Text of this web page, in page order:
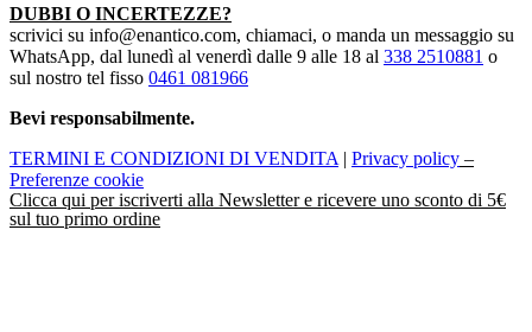
DUBBI O INCERTEZZE?
scrivici su info@enantico.com, chiamaci, o manda un messaggio su
WhatsApp, dal lunedì al venerdì dalle 9 alle 18 al 338 2510881 o
sul nostro tel fisso 0461 081966
Bevi responsabilmente.
TERMINI E CONDIZIONI DI VENDITA | Privacy policy –
Preferenze cookie
Clicca qui per iscriverti alla Newsletter e ricevere uno sconto di 5€
sul tuo primo ordine